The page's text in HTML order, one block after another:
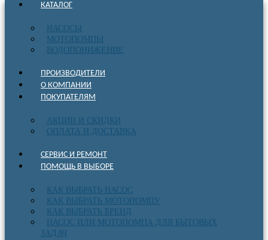
КАТАЛОГ
НАСОСЫ
МОТОПОМПЫ
ВОДОПОНИЖЕНИЕ
ПРОИЗВОДИТЕЛИ
О КОМПАНИИ
ПОКУПАТЕЛЯМ
АКЦИИ И СКИДКИ
ОПЛАТА И ДОСТАВКА
СЕРВИС И РЕМОНТ
ПОМОЩЬ В ВЫБОРЕ
КАК ВЫБРАТЬ НАСОС
КАК ВЫБРАТЬ МОТОПОМПУ
КАК ВЫБРАТЬ БРЕНД
НАСОС ИЛИ МОТОПОМПА ДЛЯ БЫТОВЫХ
ЗАДАЧ